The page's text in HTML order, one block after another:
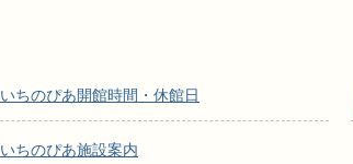
いちのぴあ開館時間・休館日
いちのぴあ施設案内